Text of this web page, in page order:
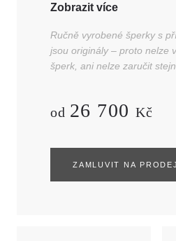
Zobrazit více
Ručně vyrobené šperky s
jsou originály – proto nelze
šperk, ani nelze zaručit
od 26 700 Kč
ZAMLUVIT NA